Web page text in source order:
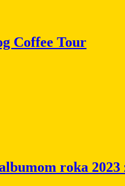
Coffee Tour
roka 2023